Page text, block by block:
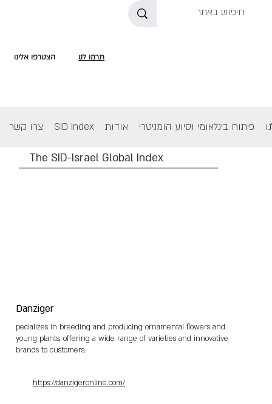
פיתוח בינלאומי וסיוע הומניטרי אודות SID Index צרו קשר
הצטרפו אלינו תרמו לנו
The SID-Israel Global Index
Danziger
pecializes in breeding and producing ornamental flowers and
young plants, offering a wide range of varieties and innovative
brands to customers.
https://danzigeronline.com/